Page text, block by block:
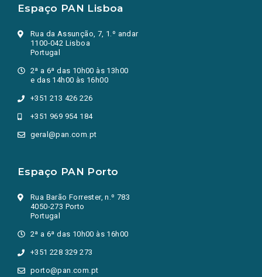
Espaço PAN Lisboa
Rua da Assunção, 7, 1.º andar
1100-042 Lisboa
Portugal
2ª a 6ª das 10h00 às 13h00
e das 14h00 às 16h00
+351 213 426 226
+351 969 954 184
geral@pan.com.pt
Espaço PAN Porto
Rua Barão Forrester, n.º 783
4050-273 Porto
Portugal
2ª a 6ª das 10h00 às 16h00
+351 228 329 273
porto@pan.com.pt